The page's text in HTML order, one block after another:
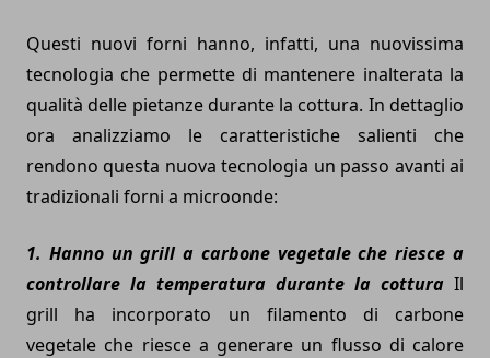
Questi nuovi forni hanno, infatti, una nuovissima
tecnologia che permette di mantenere inalterata la
qualità delle pietanze durante la cottura. In dettaglio
ora analizziamo le caratteristiche salienti che
rendono questa nuova tecnologia un passo avanti ai
tradizionali forni a microonde:
1. Hanno un grill a carbone vegetale che riesce a
controllare la temperatura durante la cottura Il
grill ha incorporato un filamento di carbone
vegetale che riesce a generare un flusso di calore